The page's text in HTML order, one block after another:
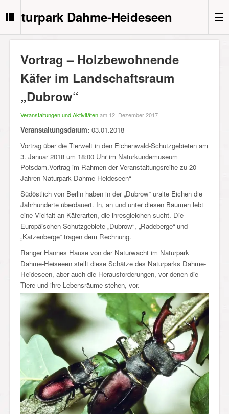
Naturpark Dahme-Heideseen
Vortrag – Holzbewohnende
Käfer im Landschaftsraum
„Dubrow“
Veranstaltungen und Aktivitätenam 12. Dezember 2017
Veranstaltungsdatum: 03.01.2018
Vortrag über die Tierwelt in den Eichenwald-Schutzgebieten am
3. Januar 2018 um 18:00 Uhr im Naturkundemuseum
Potsdam.Vortrag im Rahmen der Veranstaltungsreihe zu 20
Jahren Naturpark Dahme-Heideseen“
Südöstlich von Berlin haben in der „Dubrow“ uralte Eichen die
Jahrhunderte überdauert. In, an und unter diesen Bäumen lebt
eine Vielfalt an Käferarten, die ihresgleichen sucht. Die
Europäischen Schutzgebiete „Dubrow“, „Radeberge“ und
„Katzenberge“ tragen dem Rechnung.
Ranger Hannes Hause von der Naturwacht im Naturpark
Dahme-Heiseeen stellt diese Schätze des Naturparks Dahme-
Heideseen, aber auch die Herausforderungen, vor denen die
Tiere und ihre Lebensräume stehen, vor.